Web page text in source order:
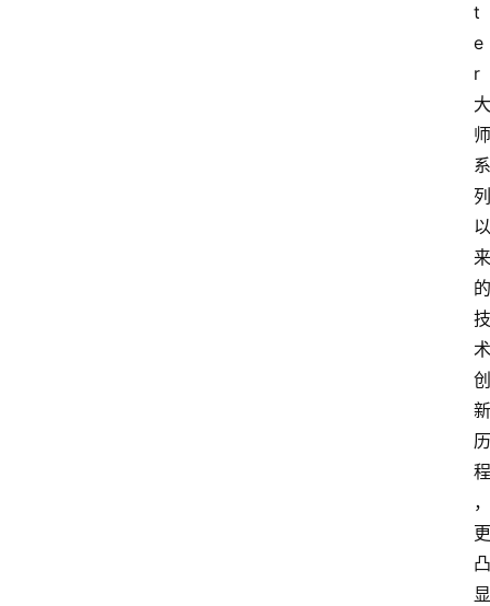
t
e
r
大
师
系
列
以
来
的
技
术
创
新
历
程
，
更
凸
显